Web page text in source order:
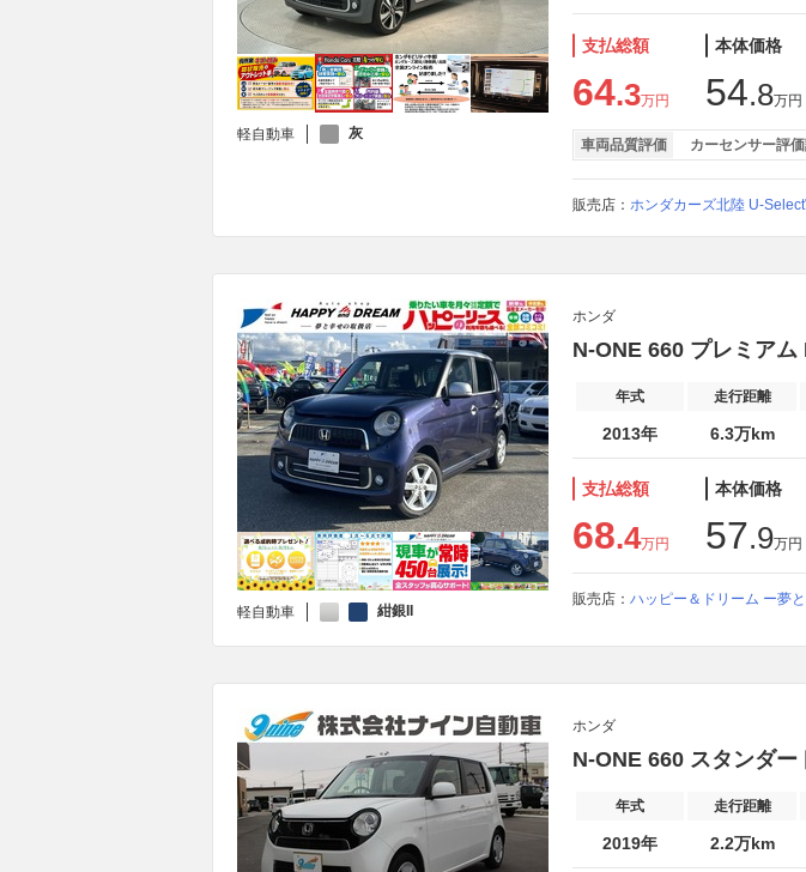
軽自動車 灰
支払総額
64.3万円
本体価格
54.8万円
車両品質評価 カーセンサー評
販売店： ホンダカーズ北陸 U-
軽自動車 紺銀II
ホンダ
N-ONE 660 プレミア
年式 走行距離
2013年 6.3万km
支払総額
68.4万円
本体価格
57.9万円
販売店： ハッピー＆ドリーム ー夢
ホンダ
N-ONE 660 スタンダ
年式 走行距離
2019年 2.2万km